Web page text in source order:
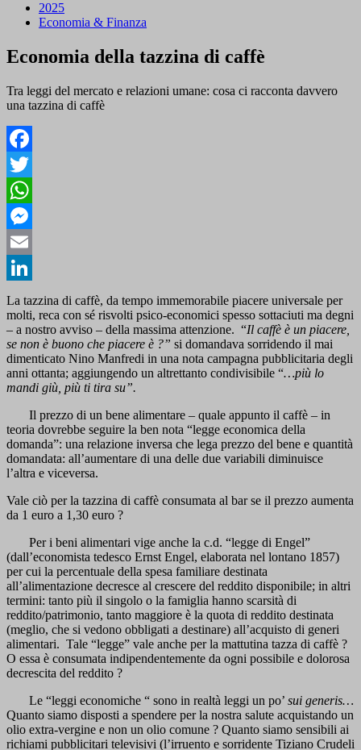
2025
Economia & Finanza
Economia della tazzina di caffè
Tra leggi del mercato e relazioni umane: cosa ci racconta davvero
una tazzina di caffè
Facebook
Twitter
WhatsApp
Messenger
Email
LinkedIn
La tazzina di caffè, da tempo immemorabile piacere universale per
molti, reca con sé risvolti psico-economici spesso sottaciuti ma degni
– a nostro avviso – della massima attenzione. “Il caffè è un piacere,
se non è buono che piacere è ?” si domandava sorridendo il mai
dimenticato Nino Manfredi in una nota campagna pubblicitaria degli
anni ottanta; aggiungendo un altrettanto condivisibile “…più lo
mandi giù, più ti tira su”.
Il prezzo di un bene alimentare – quale appunto il caffè – in
teoria dovrebbe seguire la ben nota “legge economica della
domanda”: una relazione inversa che lega prezzo del bene e quantità
domandata: all’aumentare di una delle due variabili diminuisce
l’altra e viceversa.
Vale ciò per la tazzina di caffè consumata al bar se il prezzo aumenta
da 1 euro a 1,30 euro ?
Per i beni alimentari vige anche la c.d. “legge di Engel”
(dall’economista tedesco Ernst Engel, elaborata nel lontano 1857)
per cui la percentuale della spesa familiare destinata
all’alimentazione decresce al crescere del reddito disponibile; in altri
termini: tanto più il singolo o la famiglia hanno scarsità di
reddito/patrimonio, tanto maggiore è la quota di reddito destinata
(meglio, che si vedono obbligati a destinare) all’acquisto di generi
alimentari. Tale “legge” vale anche per la mattutina tazza di caffè ?
O essa è consumata indipendentemente da ogni possibile e dolorosa
decrescita del reddito ?
Le “leggi economiche “ sono in realtà leggi un po’ sui generis…
Quanto siamo disposti a spendere per la nostra salute acquistando un
olio extra-vergine e non un olio comune ? Quanto siamo sensibili ai
richiami pubblicitari televisivi (l’irruento e sorridente Tiziano Crudeli